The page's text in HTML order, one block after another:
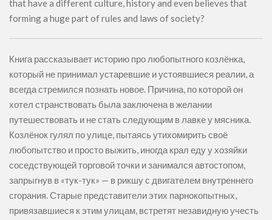
that have a different culture, history and even believes that
forming a huge part of rules and laws of society?
Книга рассказывает историю про любопытного козлёнка,
который не принимал устаревшие и устоявшиеся реалии, а
всегда стремился познать новое. Причина, по которой он
хотел странствовать была заключена в желании
путешествовать и не стать следующим в лавке у мясника.
Козлёнок гулял по улице, пытаясь утихомирить своё
любопытство и просто выжить, иногда крал еду у хозяйки
соседствующей торговой точки и занимался автостопом,
запрыгнув в «тук-тук» — в рикшу с двигателем внутреннего
сгорания. Старые представители этих парнокопытных,
привязавшиеся к этим улицам, встретят незавидную учесть